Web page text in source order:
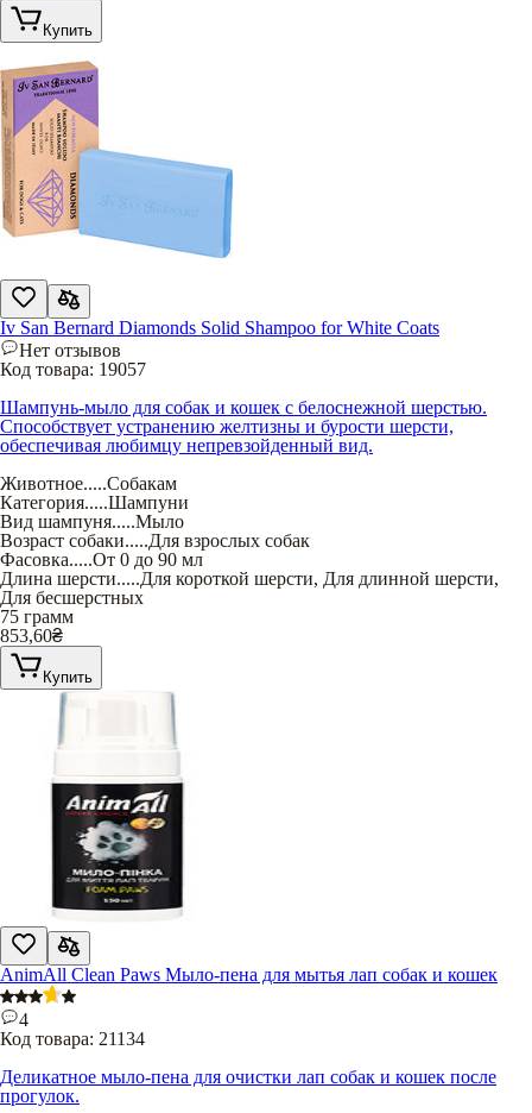
Купить
Iv San Bernard Diamonds Solid Shampoo for White Coats
Нет отзывов
Код товара: 19057
Шампунь-мыло для собак и кошек с белоснежной шерстью.
Способствует устранению желтизны и бурости шерсти,
обеспечивая любимцу непревзойденный вид.
Животное.....Собакам
Категория.....Шампуни
Вид шампуня.....Мыло
Возраст собаки.....Для взрослых собак
Фасовка.....От 0 до 90 мл
Длина шерсти.....Для короткой шерсти, Для длинной шерсти,
Для бесшерстных
75 грамм
853,60₴
Купить
AnimAll Clean Paws Мыло-пена для мытья лап собак и кошек
4
Код товара: 21134
Деликатное мыло-пена для очистки лап собак и кошек после
прогулок.